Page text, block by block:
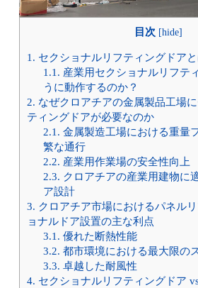
目次 [hide]
1. セクショナルリフティングドアと
1.1. 産業用セクショナルリフテ
うに動作するのか？
2. なぜクロアチアの金属製品工場
ティングドアが必要なのか
2.1. 金属製造工場における重量
繁な通行
2.2. 産業用作業場の安全性向上
2.3. クロアチアの産業用建物に
ア設計
3. クロアチア市場におけるパネル
ョナルドア設置の主な利点
3.1. 優れた断熱性能
3.2. 都市環境における最大限の
3.3. 卓越した耐風性
4. セクショナルリフティングドア